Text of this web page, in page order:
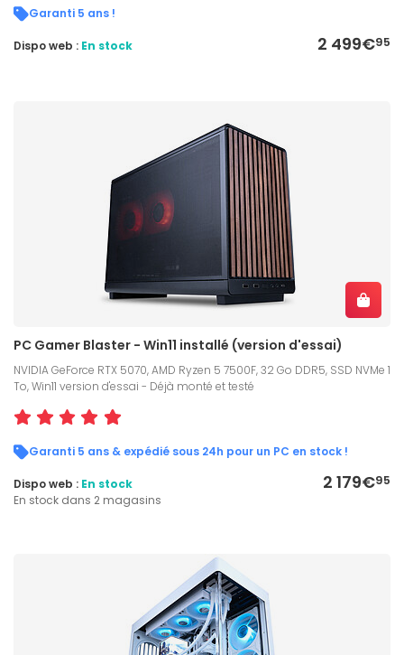
Garanti 5 ans !
2 499€95
Dispo web : En stock
PC Gamer Blaster - Win11 installé (version d'essai)
NVIDIA GeForce RTX 5070, AMD Ryzen 5 7500F, 32 Go DDR5, SSD NVMe 1
To, Win11 version d'essai - Déjà monté et testé
Garanti 5 ans & expédié sous 24h pour un PC en stock !
2 179€95
Dispo web : En stock
En stock dans 2 magasins